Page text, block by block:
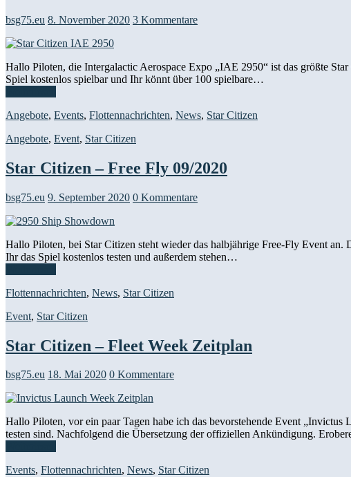
bsg75.eu 8. November 2020 3 Kommentare
Hallo Piloten, die Intergalactic Aerospace Expo „IAE 2950“ ist das größte
Spiel kostenlos spielbar und Ihr könnt über 100 spielbare…
Angebote, Events, Flottennachrichten, News, Star Citizen
Angebote, Event, Star Citizen
Star Citizen – Free Fly 09/2020
bsg75.eu 9. September 2020 0 Kommentare
Hallo Piloten, bei Star Citizen steht wieder das halbjährige Free-Fly Event
Ihr das Spiel kostenlos testen und außerdem stehen…
Flottennachrichten, News, Star Citizen
Event, Star Citizen
Star Citizen – Fleet Week Zeitplan
bsg75.eu 18. Mai 2020 0 Kommentare
Hallo Piloten, vor ein paar Tagen habe ich das bevorstehende Event
testen sind. Nachfolgend die Übersetzung der offiziellen Ankündigung.
Events, Flottennachrichten, News, Star Citizen